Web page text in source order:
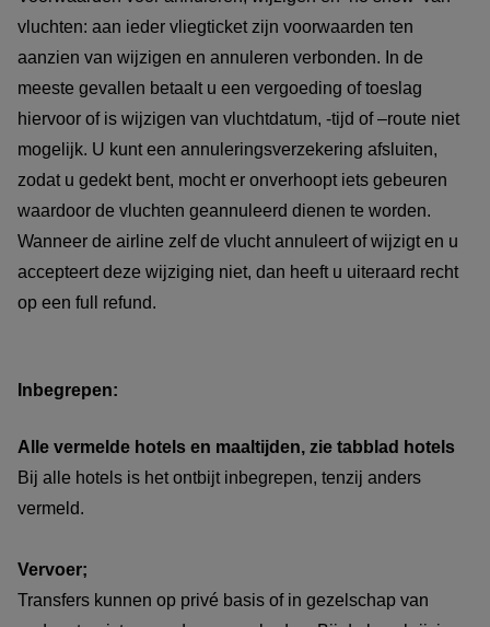
vluchten: aan ieder vliegticket zijn voorwaarden ten
aanzien van wijzigen en annuleren verbonden. In de
meeste gevallen betaalt u een vergoeding of toeslag
hiervoor of is wijzigen van vluchtdatum, -tijd of –route niet
mogelijk. U kunt een annuleringsverzekering afsluiten,
zodat u gedekt bent, mocht er onverhoopt iets gebeuren
waardoor de vluchten geannuleerd dienen te worden.
Wanneer de airline zelf de vlucht annuleert of wijzigt en u
accepteert deze wijziging niet, dan heeft u uiteraard recht
op een full refund.
Inbegrepen:
Alle vermelde hotels en maaltijden, zie tabblad hotels
Bij alle hotels is het ontbijt inbegrepen, tenzij anders
vermeld.
Vervoer;
Transfers kunnen op privé basis of in gezelschap van